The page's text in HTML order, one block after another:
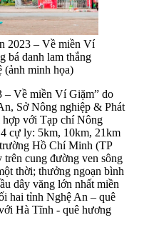
2023 – Về miền Ví
bá danh lam thắng
(ảnh minh họa)
– Về miền Ví Giặm” do
Sở Nông nghiệp & Phát
với Tạp chí Nông
cự ly: 5km, 10km, 21km
Hồ Chí Minh (TP
trên cung đường ven sông
thời; thưởng ngoạn bình
dây văng lớn nhất miền
hai tỉnh Nghệ An – quê
Hà Tĩnh - quê hương